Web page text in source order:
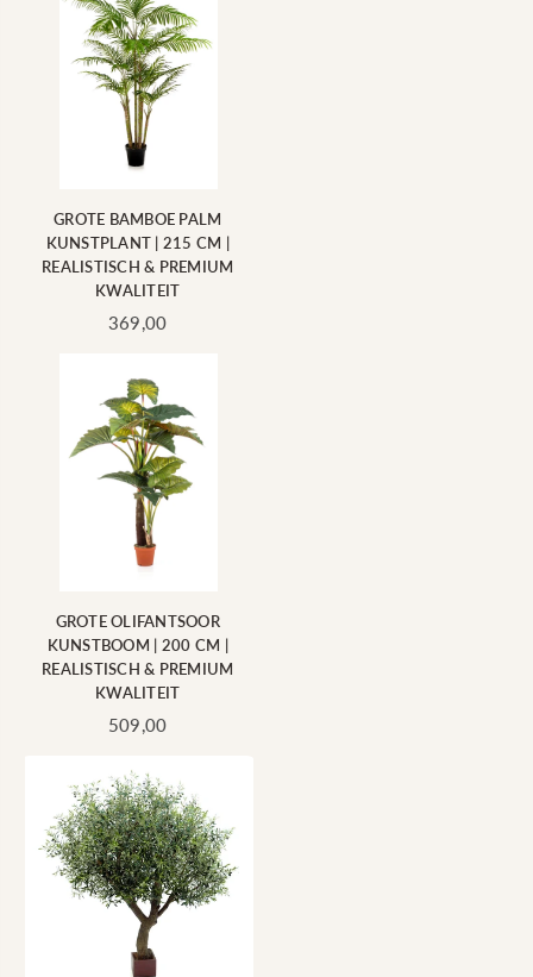
GROTE BAMBOE PALM
KUNSTPLANT | 215 CM |
REALISTISCH & PREMIUM
KWALITEIT
Standaard
369,00
GROTE OLIFANTSOOR
KUNSTBOOM | 200 CM |
REALISTISCH & PREMIUM
KWALITEIT
Standaard
509,00